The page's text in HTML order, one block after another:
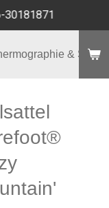
& Shop
30181871